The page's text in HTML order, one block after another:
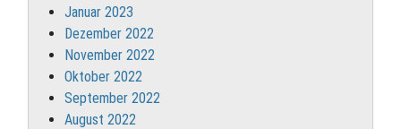
Januar 2023
Dezember 2022
November 2022
Oktober 2022
September 2022
August 2022